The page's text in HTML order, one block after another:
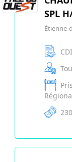
SPL
Étienne-
CDI